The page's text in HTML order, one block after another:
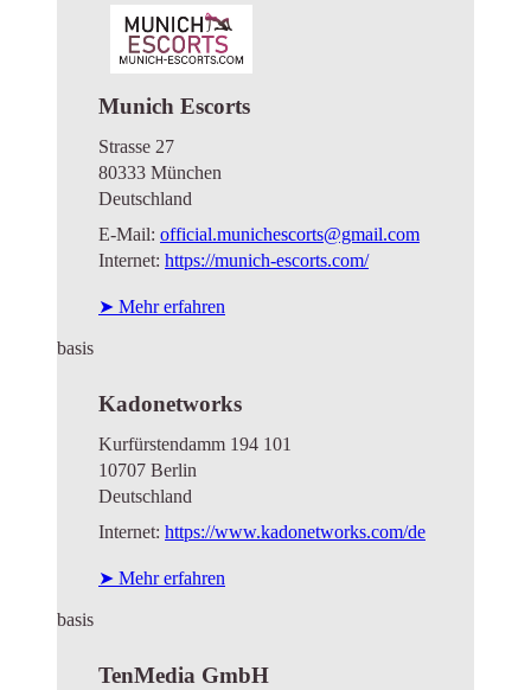
Munich Escorts
Strasse 27
80333 München
Deutschland
E-Mail: official.munichescorts@gmail.com
Internet: https://munich-escorts.com/
➤ Mehr erfahren
basis
Kadonetworks
Kurfürstendamm 194 101
10707 Berlin
Deutschland
Internet: https://www.kadonetworks.com/de
➤ Mehr erfahren
basis
TenMedia GmbH